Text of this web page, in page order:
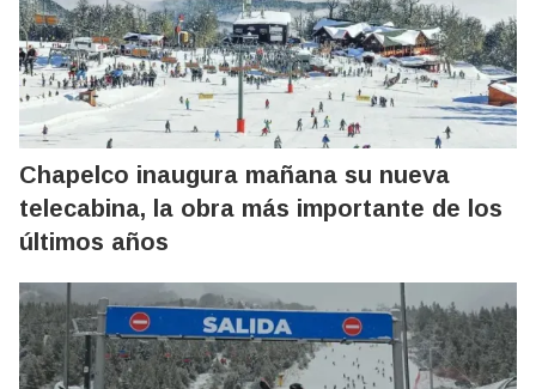
Chapelco inaugura mañana su nueva
telecabina, la obra más importante de los
últimos años